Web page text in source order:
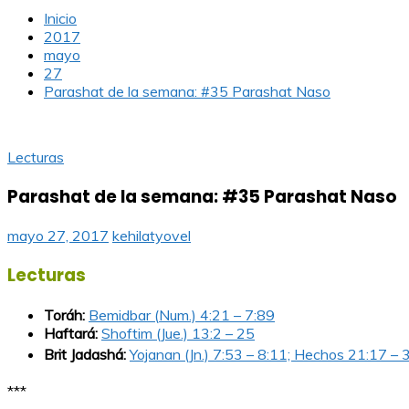
Inicio
2017
mayo
27
Parashat de la semana: #35 Parashat Naso
Lecturas
Parashat de la semana: #35 Parashat Naso
mayo 27, 2017 kehilatyovel
Lecturas
Toráh: Bemidbar (Num.) 4:21 – 7:89
Haftará: Shoftim (Jue.) 13:2 – 25
Brit Jadashá:Yojanan (Jn.) 7:53 – 8:11; Hechos 21:17 –
***